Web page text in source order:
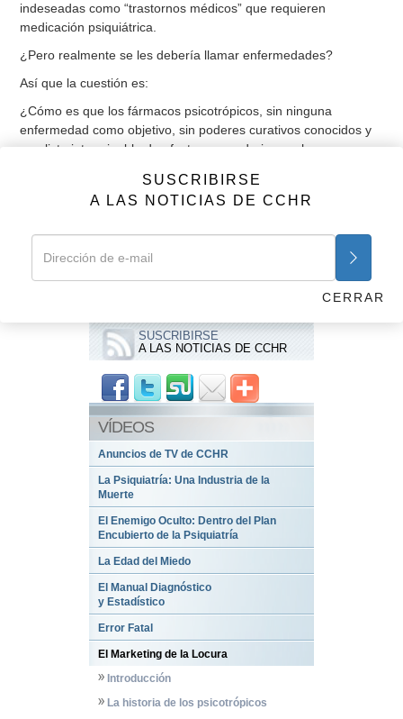
indeseadas como “trastornos médicos” que requieren
medicación psiquiátrica.
¿Pero realmente se les debería llamar enfermedades?
Así que la cuestión es:
¿Cómo es que los fármacos psicotrópicos, sin ninguna
enfermedad como objetivo, sin poderes curativos conocidos y
una lista interminable de efectos secundarios, se han
malestar psicológico?
a dominar el campo del tratamiento mental?
Siguiente
La historia de los psicotrópicos
SUSCRIBIRSE
A LAS NOTICIAS DE CCHR
VÍDEOS
Anuncios de TV de CCHR
La Psiquiatría: Una Industria de la
Muerte
El Enemigo Oculto: Dentro del Plan
Encubierto de la Psiquiatría
La Edad del Miedo
El Manual Diagnóstico
y Estadístico
Error Fatal
El Marketing de la Locura
Introducción
La historia de los psicotrópicos
SUSCRIBIRSE
A LAS NOTICIAS DE CCHR
CERRAR